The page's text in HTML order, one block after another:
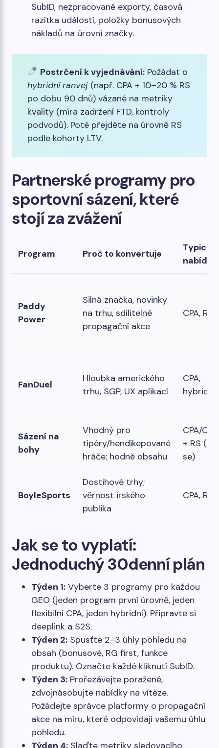
SubID, nezpracované exporty, časová
razítka událostí, položky bonusových
nákladů na úrovni značky.
Postrčení k vyjednávání:Požádat o
hybridní ranvej (např. CPA + 10–20 % RS
po dobu 90 dnů) vázané na metriky
kvality (míra zadržení FTD, kontroly
podvodů). Poté přejděte na úrovně RS
podle kohorty LTV.
Partnerské programy pro
sportovní sázení, které
stojí za zvážení
Program Proč to konvertuje
Typické
nabídky
Paddy
Power
Silná značka, novinky
na trhu, sdílitelné
propagační akce
CPA, RS
FanDuel
Hloubka amerického
trhu, SGP, UX aplikací
CPA,
hybridní
Sázení na
bohy
Vhodný pro
tipéry/hendikepované
hráče; hodně obsahu
CPA/CPL
+ RS (liší
se)
BoyleSports
Dostihové trhy;
věrnost irského
publika
CPA, RS
Jak se to vyplatí:
Jednoduchý 30denní plán
Týden 1: Vyberte 3 programy pro každou
GEO (jeden program první úrovně, jeden
flexibilní CPA, jeden hybridní). Připravte si
deeplink a S2S.
Týden 2: Spusťte 2–3 úhly pohledu na
obsah (bonusové, RG first, funkce
produktu). Označte každé kliknutí SubID.
Týden 3: Prořezávejte poražené,
zdvojnásobujte nabídky na vítěze.
Požádejte správce platformy o propagační
akce na míru, které odpovídají vašemu úhlu
pohledu.
Týden 4: Slaďte metriky sledovacího